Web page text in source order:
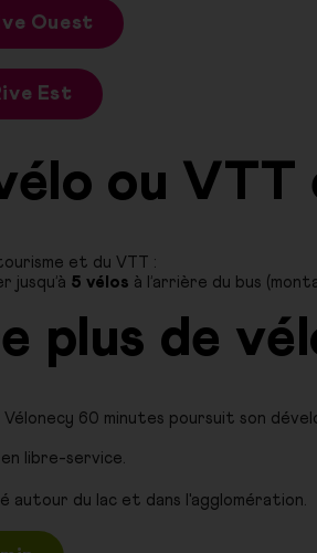
Ouest
Est
ou VTT
et du VTT :
5 vélos à l’arrière du bus
plus de
60 minutes poursuit son
libre-service.
autour du lac et dans l'agglomération.